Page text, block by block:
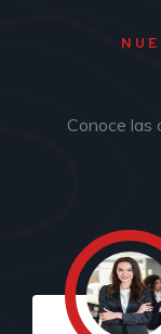
Conoce las